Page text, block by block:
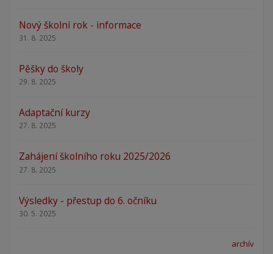
Nový školní rok - informace
31. 8. 2025
Pěšky do školy
29. 8. 2025
Adaptační kurzy
27. 8. 2025
Zahájení školního roku 2025/2026
27. 8. 2025
Výsledky - přestup do 6. očníku
30. 5. 2025
archív